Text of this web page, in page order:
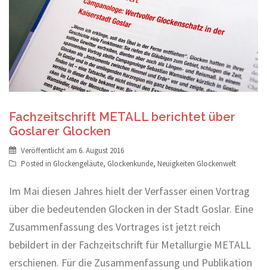
Fachzeitschrift METALL berichtet über
Goslarer Glocken
Veröffentlicht am 6. August 2016
Posted in Glockengeläute, Glockenkunde, Neuigkeiten Glockenwelt
Im Mai diesen Jahres hielt der Verfasser einen Vortrag
über die bedeutenden Glocken in der Stadt Goslar. Eine
Zusammenfassung des Vortrages ist jetzt reich
bebildert in der Fachzeitschrift für Metallurgie METALL
erschienen. Für die Zusammenfassung und Publikation